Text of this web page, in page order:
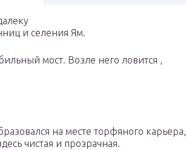
и селения Ям.
мост. Возле него ловится ,
на месте торфяного карьера,
чистая и прозрачная.